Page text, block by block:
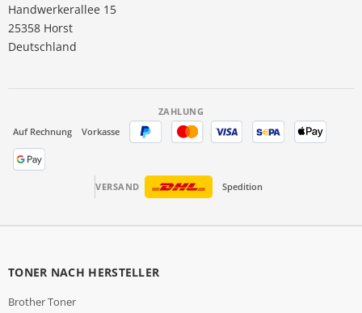
Handwerkerallee 15
25358 Horst
Deutschland
ZAHLUNG
Auf Rechnung
Vorkasse
VERSAND Spedition
TONER NACH HERSTELLER
Brother Toner